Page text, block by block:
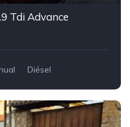
Tdi Advance
Diésel